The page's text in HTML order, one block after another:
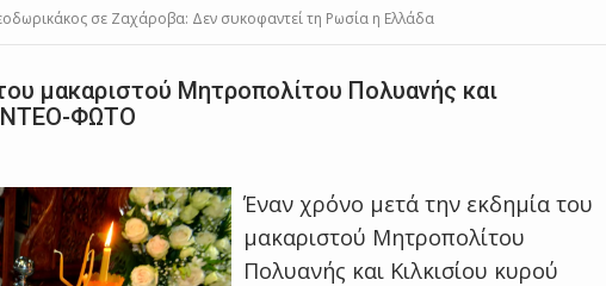
σε Ζαχάροβα: Δεν συκοφαντεί τη Ρωσία η Ελλάδα
μακαριστού Μητροπολίτου Πολυανής και
ΦΩΤΟ
Έναν χρόνο μετά την εκδημία του
μακαριστού Μητροπολίτου
Πολυανής και Κιλκισίου κυρού